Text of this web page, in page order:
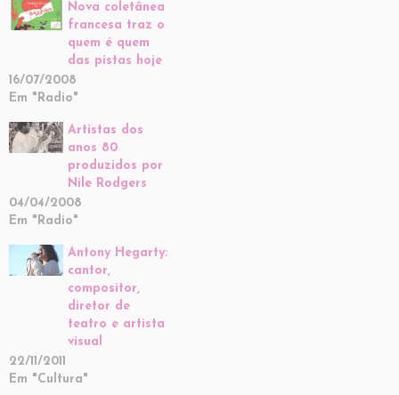
Nova coletânea
francesa traz o
quem é quem
das pistas hoje
16/07/2008
Em "Radio"
Artistas dos
anos 80
produzidos por
Nile Rodgers
04/04/2008
Em "Radio"
Antony Hegarty:
cantor,
compositor,
diretor de
teatro e artista
visual
22/11/2011
Em "Cultura"